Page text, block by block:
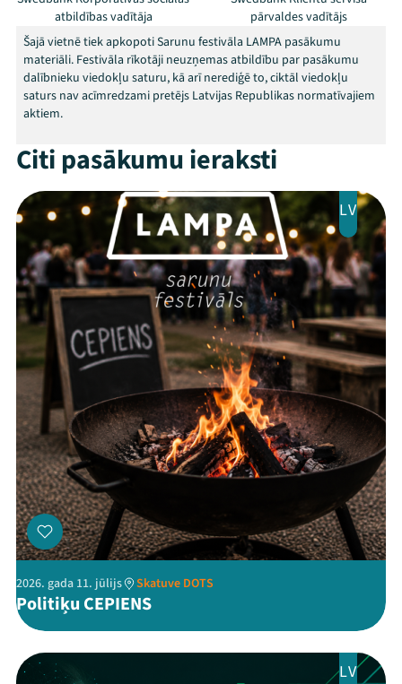
Mana programma
Programma
Arhīvs
Viņi bija LAMPĀ 2026
Jaunumi
Ziedo
Veikals
Kontakti
TikTok
atbildības vadītāja
pārvaldes vadītājs
Šajā vietnē tiek apkopoti Sarunu festivāla LAMPA pasākumu
materiāli. Festivāla rīkotāji neuzņemas atbildību par pasākumu
dalībnieku viedokļu saturu, kā arī nerediģē to, ciktāl viedokļu
saturs nav acīmredzami pretējs Latvijas Republikas normatīvajiem
aktiem.
Citi pasākumu ieraksti
LV
2026. gada 11. jūlijs Skatuve DOTS
Politiķu CEPIENS
LV